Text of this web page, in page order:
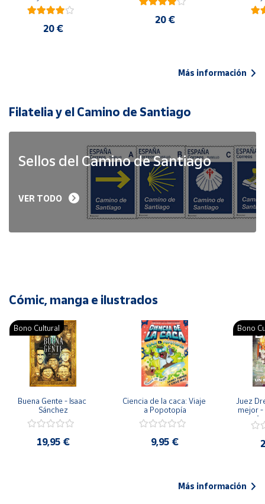
20 €
20 €
Más información
Filatelia y el Camino de Santiago
Sellos del Camino de Santiago
VER TODO
Cómic, manga e ilustrados
Bono Cultural
Buena Gente - Isaac
Sánchez
19,95 €
Ciencia de la caca: Viaje
a Popotopía
9,95 €
Bono
Juez
mejor -
Más información